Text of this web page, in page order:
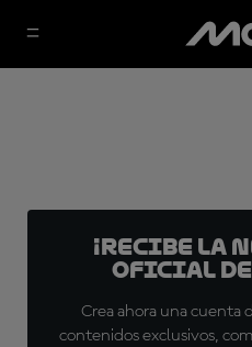
¡Recibe la
oficial de
Crea ahora una cuenta
contenidos exclusivos,